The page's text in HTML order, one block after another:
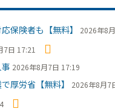
険者も【無料】 2026年8
7日 17:21
2026年8月7日 17:19
労省【無料】 2026年8月7